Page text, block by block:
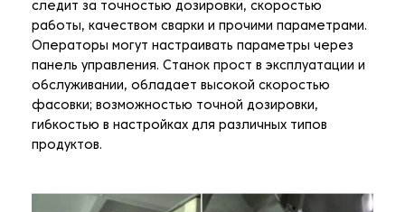
следит за точностью дозировки, скоростью
работы, качеством сварки и прочими параметрами.
Операторы могут настраивать параметры через
панель управления. Станок прост в эксплуатации и
обслуживании, обладает высокой скоростью
фасовки; возможностью точной дозировки,
гибкостью в настройках для различных типов
продуктов.